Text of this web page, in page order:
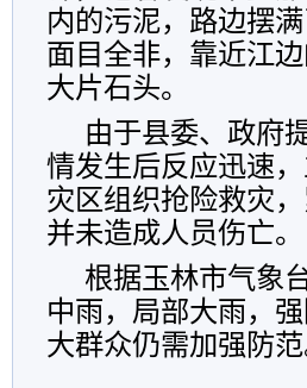
内的污泥，路边摆
面目全非，靠近江
大片石头。
由于县委、政府
情发生后反应迅速
灾区组织抢险救灾
并未造成人员伤亡。
根据玉林市气象
中雨，局部大雨，
大群众仍需加强防